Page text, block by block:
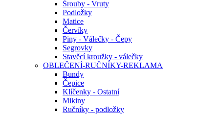
Šrouby - Vruty
Podložky
Matice
Červíky
Piny - Válečky - Čepy
Segrovky
Stavěcí kroužky - válečky
OBLEČENÍ-RUČNÍKY-REKLAMA
Bundy
Čepice
Klíčenky - Ostatní
Mikiny
Ručníky - podložky